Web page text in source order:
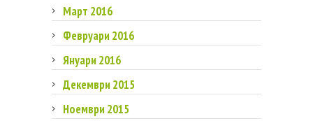
Март 2016
Февруари 2016
Януари 2016
Декември 2015
Ноември 2015